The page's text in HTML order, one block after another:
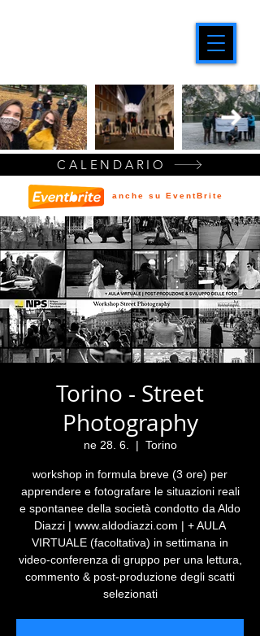
Torino - Street
Photography
ne 28. 6.
  |
Torino
workshop in formula breve (3 ore) per
apprendere e fotografare le situazioni reali
e spontanee della società condotto da Aldo
Diazzi | www.aldodiazzi.com | + AULA
VIRTUALE (facoltativa) in settimana in
video-conferenza di gruppo per una lettura,
commento & post-produzione degli scatti
selezionati
CALENDARIO
anche su EventBrite